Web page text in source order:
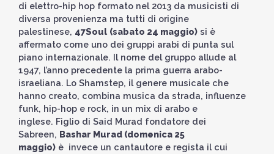
di elettro-hip hop formato nel 2013 da musicisti di
diversa provenienza ma tutti di origine
palestinese, 47Soul (sabato 24 maggio) si è
affermato come uno dei gruppi arabi di punta sul
piano internazionale. Il nome del gruppo allude al
1947, l’anno precedente la prima guerra arabo-
israeliana. Lo Shamstep, il genere musicale che
hanno creato, combina musica da strada, influenze
funk, hip-hop e rock, in un mix di arabo e
inglese. Figlio di Said Murad fondatore dei
Sabreen, Bashar Murad (domenica 25
maggio) è invece un cantautore e regista il cui